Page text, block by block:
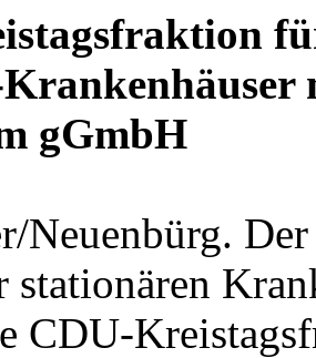
gGmbH
Neuenbürg.
stationären
CDU-